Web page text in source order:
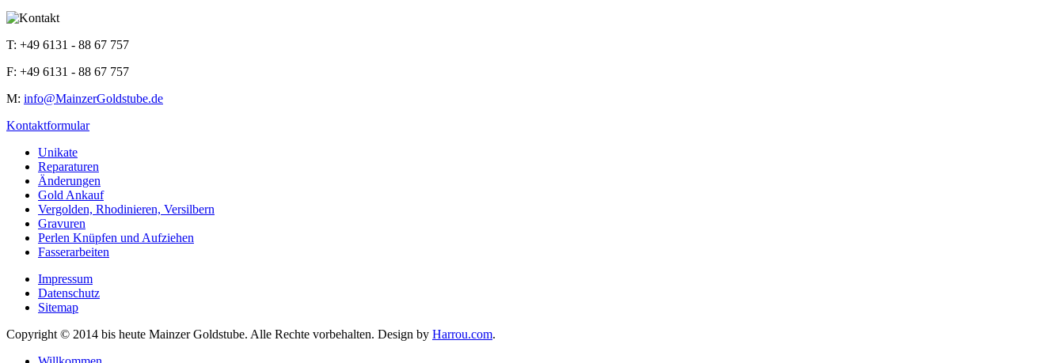
T: +49 6131 - 88 67 757
F: +49 6131 - 88 67 757
M: info@MainzerGoldstube.de
Kontaktformular
Unikate
Reparaturen
Änderungen
Gold Ankauf
Vergolden, Rhodinieren, Versilbern
Gravuren
Perlen Knüpfen und Aufziehen
Fasserarbeiten
Impressum
Datenschutz
Sitemap
Copyright © 2014 bis heute Mainzer Goldstube. Alle Rechte vorbehalten. Design by Harrou.com.